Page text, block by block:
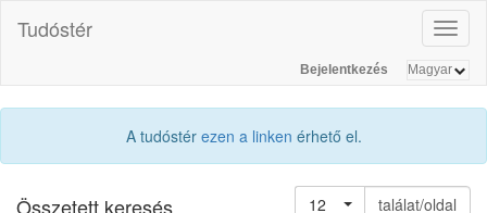
Tudóstér
Bejelentkezés
A tudóstér ezen a linken érhető el.
Összetett keresés 12
találat/oldal